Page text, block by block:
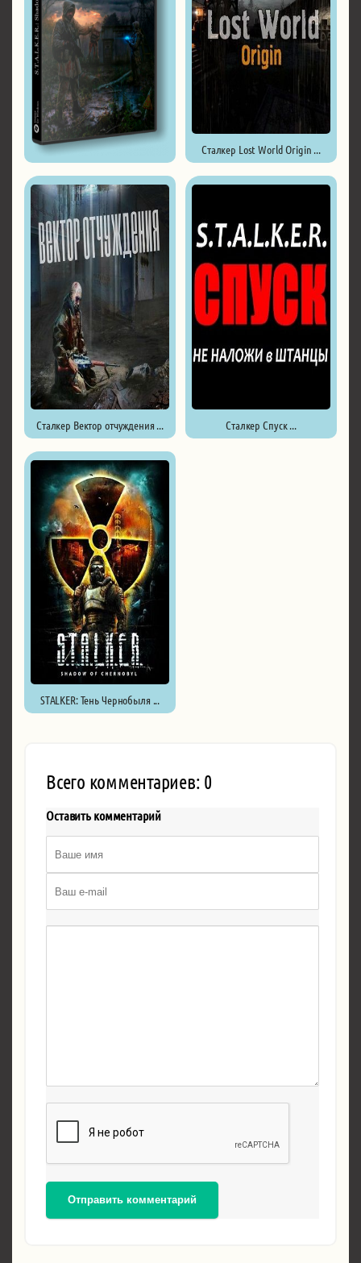
Сталкер Lost World Origin ...
Сталкер Вектор отчуждения ... Сталкер Спуск ...
STALKER: Тень Чернобыля ...
Всего комментариев: 0
Оставить комментарий
Отправить комментарий